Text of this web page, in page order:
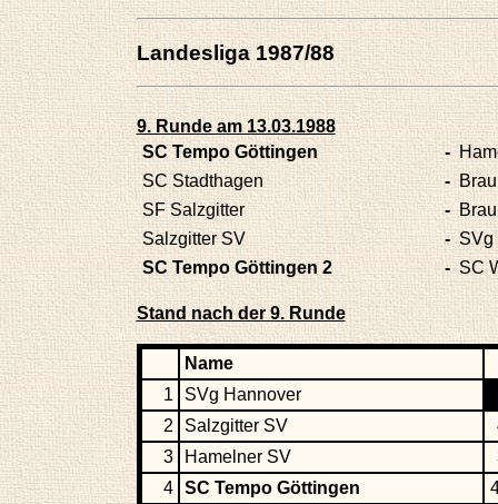
Landesliga 1987/88
9. Runde am 13.03.1988
SC Tempo Göttingen
-
SC Stadthagen
-
SF Salzgitter
-
Salzgitter SV
- SVg
SC Tempo Göttingen 2
- SC
Stand nach der 9. Runde
Name
1
SVg Hannover
2
Salzgitter SV
3
Hamelner SV
4
SC Tempo Göttingen